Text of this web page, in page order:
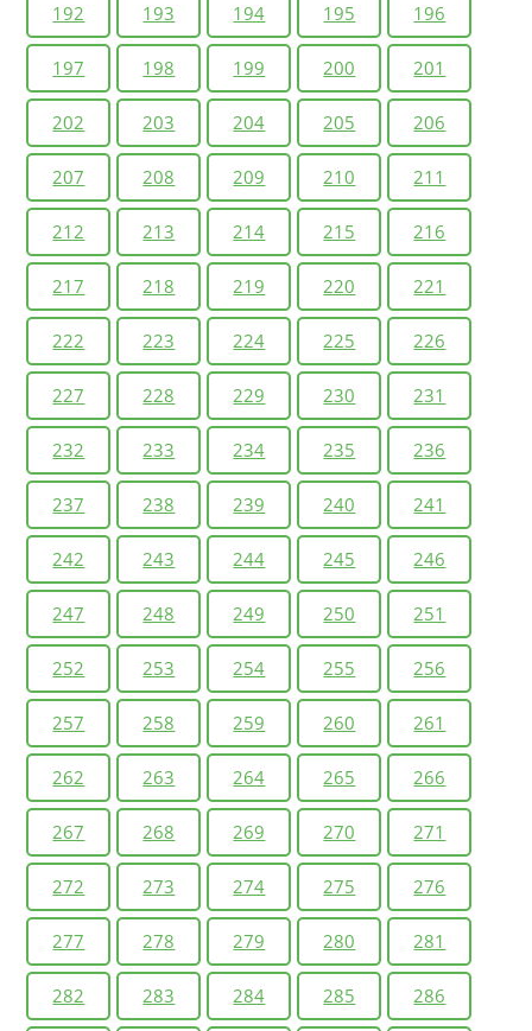
192 193 194 195 196
197 198 199 200 201
202 203 204 205 206
207 208 209 210 211
212 213 214 215 216
217 218 219 220 221
222 223 224 225 226
227 228 229 230 231
232 233 234 235 236
237 238 239 240 241
242 243 244 245 246
247 248 249 250 251
252 253 254 255 256
257 258 259 260 261
262 263 264 265 266
267 268 269 270 271
272 273 274 275 276
277 278 279 280 281
282 283 284 285 286